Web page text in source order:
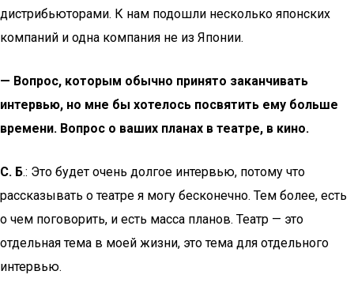
дистрибьюторами. К нам подошли несколько японских
компаний и одна компания не из Японии.
— Вопрос, которым обычно принято заканчивать
интервью, но мне бы хотелось посвятить ему больше
времени. Вопрос о ваших планах в театре, в кино.
С. Б.: Это будет очень долгое интервью, потому что
рассказывать о театре я могу бесконечно. Тем более, есть
о чем поговорить, и есть масса планов. Театр — это
отдельная тема в моей жизни, это тема для отдельного
интервью.